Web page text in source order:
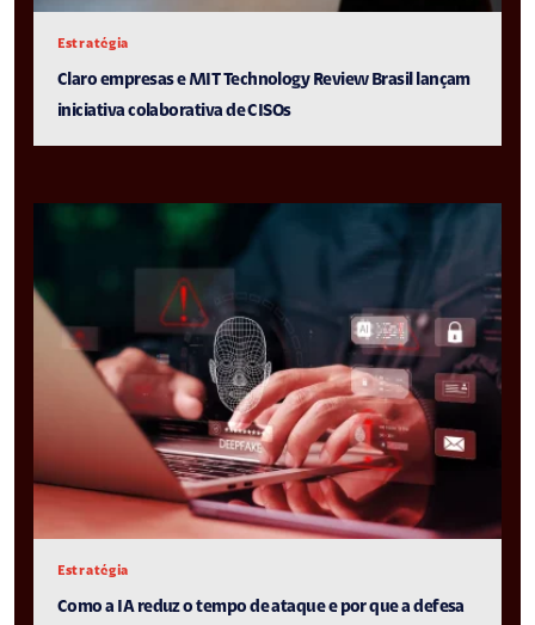
Estratégia
Claro empresas e MIT Technology Review Brasil lançam
iniciativa colaborativa de CISOs
Estratégia
Como a IA reduz o tempo de ataque e por que a defesa